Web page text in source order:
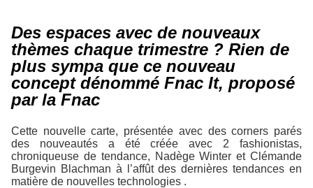
Des espaces avec de nouveaux
thèmes chaque trimestre ? Rien de
plus sympa que ce nouveau
concept dénommé Fnac It, proposé
par la Fnac
Cette nouvelle carte, présentée avec des corners parés
des nouveautés a été créée avec 2 fashionistas,
chroniqueuse de tendance, Nadège Winter et Clémande
Burgevin Blachman à l’affût des dernières tendances en
matière de nouvelles technologies .